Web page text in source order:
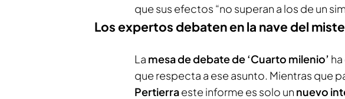
que sus efectos “no superan a los de un
Los expertos debaten en la nave del
La mesa de debate de ‘Cuarto milenio’
que respecta a ese asunto. Mientras que
Pertierraeste informe es solo un nuevo